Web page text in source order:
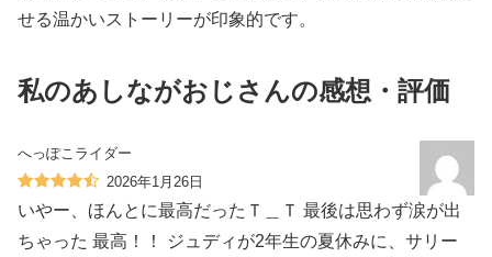
せる温かいストーリーが印象的です。
私のあしながおじさんの感想・評価
へっぽこライダー
2026年1月26日
いやー、ほんとに最高だったＴ＿Ｔ 最後は思わず涙が出
ちゃった 最高！！ ジュディが2年生の夏休みに、サリー